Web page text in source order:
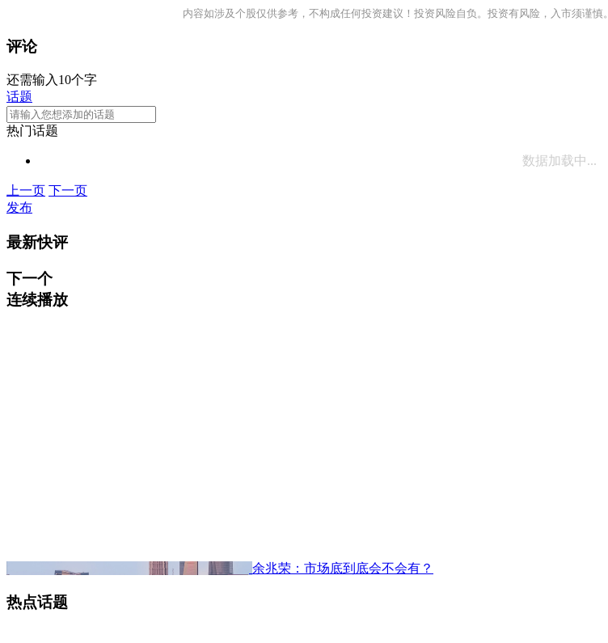
内容如涉及个股仅供参考，不构成任何投资建议！投资风险自负。投资有风险，入市须谨慎。
评论
还需输入10个字
话题
热门话题
数据加载中...
上一页 下一页
发布
最新快评
下一个
连续播放
余兆荣：市场底到底会不会有？
热点话题